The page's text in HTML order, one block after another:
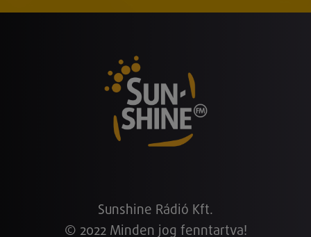
Sunshine Rádió Kft.
© 2022 Minden jog fenntartva!